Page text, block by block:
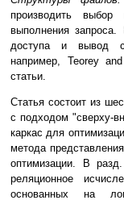
производить
выполнения запроса.
доступа и вывод
например, Teorey
статьи.
Статья состоит из
с подходом "сверху-
каркас для
метода
оптимизации. В
реляционное
основанных на